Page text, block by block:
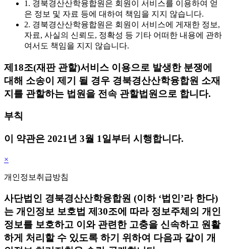
1. 경북경산산학융합원은 회원이 서비스를 이용하여 얻
은 정보 및 자료 등에 대하여 책임을 지지 않습니다.
2. 경북경산산학융합원은 회원이 서비스에 게재한 정보,
자료, 사실의 신뢰도, 정확성 등 기타 어떠한 내용에 관하
여서도 책임을 지지 않습니다.
제18조(재판 관할)서비스 이용으로 발생한 분쟁에
대해 소송이 제기 될 경우 경북경산산학융합원 소재
지를 관할하는 법원을 전속 관할법원으로 합니다.
부칙
이 약관은 2021년 3월 1일부터 시행합니다.
×
개인정보취급방침
사단법인 경북경산산학융합원 (이하 ‘법인’라 한다)
는 개인정보 보호법 제30조에 따라 정보주체의 개인
정보를 보호하고 이와 관련한 고충을 신속하고 원활
하게 처리할 수 있도록 하기 위하여 다음과 같이 개